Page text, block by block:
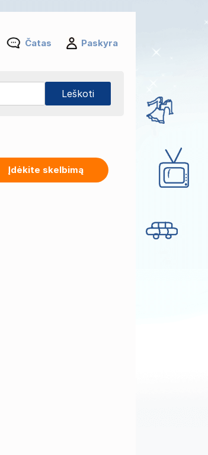
Čatas Paskyra
Įdėkite skelbimą